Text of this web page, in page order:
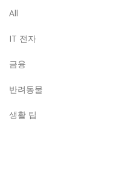
All
IT 전자
금융
반려동물
생활 팁